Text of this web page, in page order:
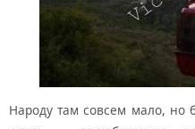
Народу там совсем мало, но